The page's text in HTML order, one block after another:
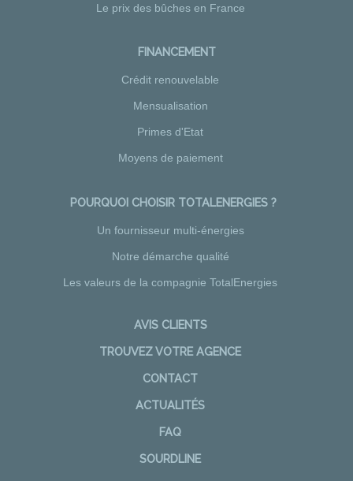
Le prix des bûches en France
FINANCEMENT
Crédit renouvelable
Mensualisation
Primes d'Etat
Moyens de paiement
POURQUOI CHOISIR TOTALENERGIES ?
Un fournisseur multi-énergies
Notre démarche qualité
Les valeurs de la compagnie TotalEnergies
AVIS CLIENTS
TROUVEZ VOTRE AGENCE
CONTACT
ACTUALITÉS
FAQ
SOURDLINE